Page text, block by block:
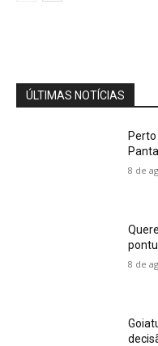
ÚLTIMAS NOTÍCIAS
8 de
8 de